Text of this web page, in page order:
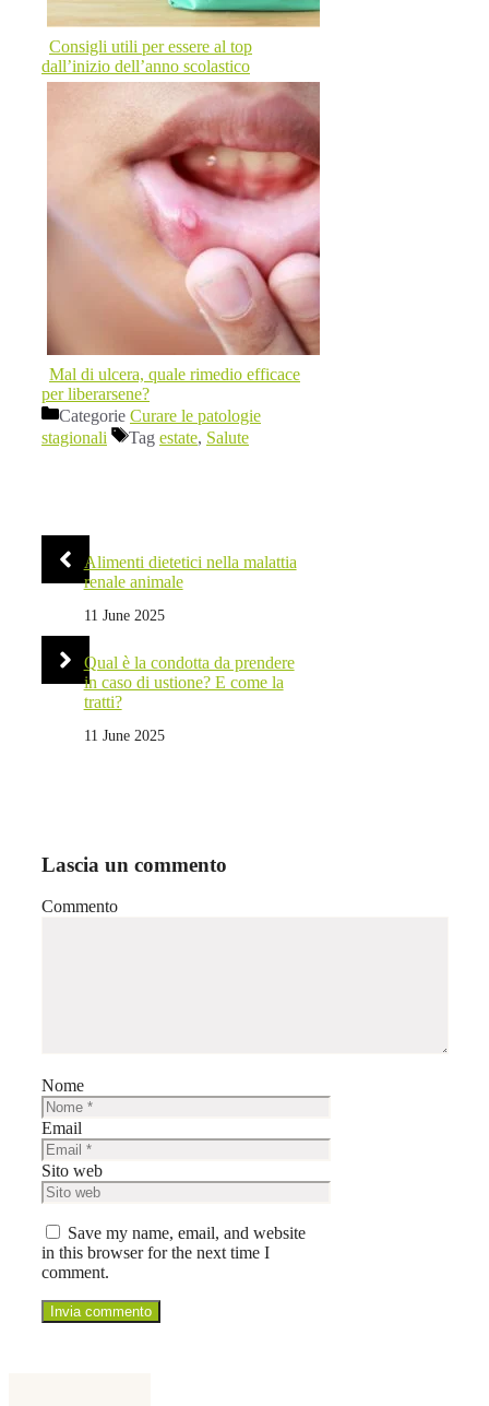
Consigli utili per essere al top
dall’inizio dell’anno scolastico
Mal di ulcera, quale rimedio efficace
per liberarsene?
Categorie Curare le patologie
stagionali
Tag estate, Salute
Alimenti dietetici nella malattia
renale animale
11 June 2025
Qual è la condotta da prendere
in caso di ustione? E come la
tratti?
11 June 2025
Lascia un commento
Commento
Nome
Email
Sito web
Save my name, email, and website
in this browser for the next time I
comment.